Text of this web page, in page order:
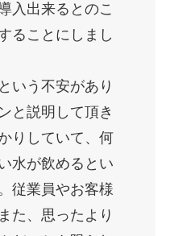
入出来るとのこ
ることにしまし
いう不安があり
と説明して頂き
りしていて、何
水が飲めるとい
従業員やお客様
た、思ったより